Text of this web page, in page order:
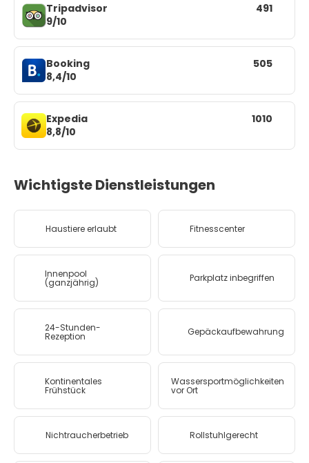
Tripadvisor
9/10
491
Booking
8,4/10
505
Expedia
8,8/10
1010
Wichtigste Dienstleistungen
Haustiere erlaubt Fitnesscenter
Innenpool
(ganzjährig) Parkplatz inbegriffen
24-Stunden-
Rezeption Gepäckaufbewahrung
Kontinentales
Frühstück
Wassersportmöglichkeiten
vor Ort
Nichtraucherbetrieb Rollstuhlgerecht